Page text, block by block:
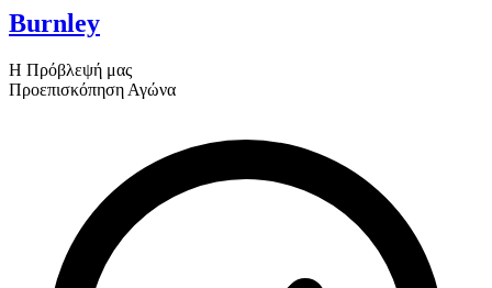
Burnley
Η Πρόβλεψή μας
Προεπισκόπηση Αγώνα